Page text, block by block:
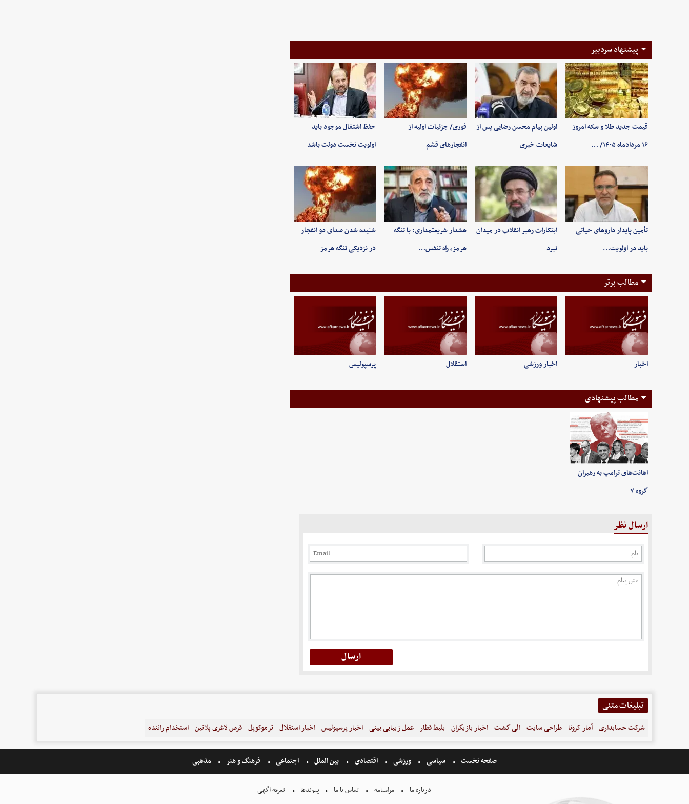
پیشنهاد سردبیر
قیمت جدید طلا و سکه امروز
۱۶ مردادماه ۱۴۰۵/ …
اولین پیام محسن رضایی پس از
شایعات خبری
فوری/ جزئیات اولیه از
انفجارهای قشم
حفظ اشتغال موجود باید
اولویت نخست دولت باشد
تأمین پایدار داروهای حیاتی
باید در اولویت…
ابتکارات رهبر انقلاب در میدان
نبرد
هشدار شریعتمداری: با تنگه
هرمز، راه تنفس…
شنیده شدن صدای دو انفجار
در نزدیکی تنگه هرمز
مطالب برتر
اخبار اخبار ورزشی استقلال پرسپولیس
مطالب پیشنهادی
اهانت‌های ترامپ به رهبران
گروه ۷
ارسال نظر
تبلیغات متنی
شرکت حسابداری آمار کرونا طراحی سایت الی گشت اخبار بازیگران بلیط قطار عمل زیبایی بینی اخبار پرسپولیس اخبار استقلال ترموکوپل قرص لاغری پلاتین استخدام راننده
صفحه نخست سیاسی ورزشی اقتصادی بین الملل اجتماعی فرهنگ و هنر مذهبی
درباره ما مرامنامه تماس با ما پیوندها تعرفه اگهی